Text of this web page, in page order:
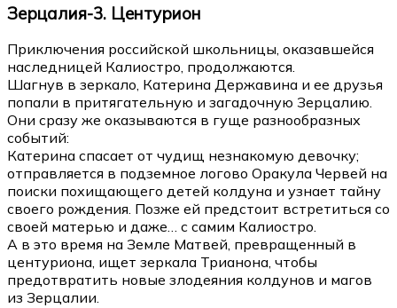
Зерцалия-3. Центурион
Приключения российской школьницы, оказавшейся
наследницей Калиостро, продолжаются.
Шагнув в зеркало, Катерина Державина и ее друзья
попали в притягательную и загадочную Зерцалию.
Они сразу же оказываются в гуще разнообразных
событий:
Катерина спасает от чудищ незнакомую девочку;
отправляется в подземное логово Оракула Червей на
поиски похищающего детей колдуна и узнает тайну
своего рождения. Позже ей предстоит встретиться со
своей матерью и даже… с самим Калиостро.
А в это время на Земле Матвей, превращенный в
центуриона, ищет зеркала Трианона, чтобы
предотвратить новые злодеяния колдунов и магов
из Зерцалии.